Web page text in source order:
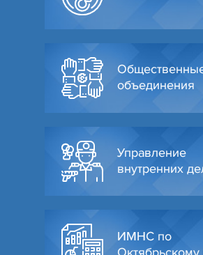
объединения
Управление
внутренних
ИМНС по